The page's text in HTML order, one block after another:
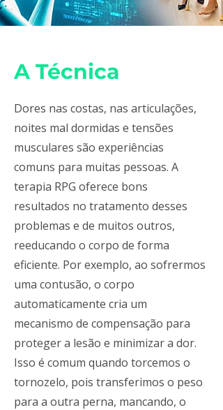
A Técnica
Dores nas costas, nas articulações,
noites mal dormidas e tensões
musculares são experiências
comuns para muitas pessoas. A
terapia RPG oferece bons
resultados no tratamento desses
problemas e de muitos outros,
reeducando o corpo de forma
eficiente. Por exemplo, ao sofrermos
uma contusão, o corpo
automaticamente cria um
mecanismo de compensação para
proteger a lesão e minimizar a dor.
Isso é comum quando torcemos o
tornozelo, pois transferimos o peso
para a outra perna, mancando, o